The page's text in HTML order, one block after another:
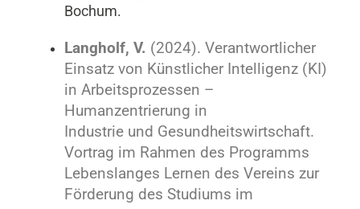
Bochum.
Langholf, V. (2024). Verantwortlicher
Einsatz von Künstlicher Intelligenz (KI)
in Arbeitsprozessen –
Humanzentrierung in
Industrie und Gesundheitswirtschaft.
Vortrag im Rahmen des Programms
Lebenslanges Lernen des Vereins zur
Förderung des Studiums im